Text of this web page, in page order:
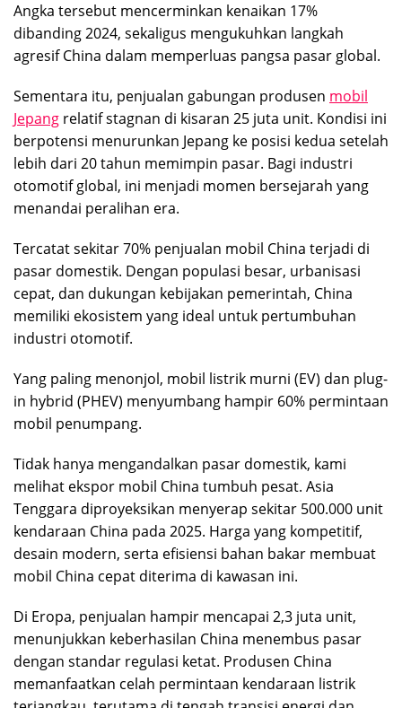
Angka tersebut mencerminkan kenaikan 17%
dibanding 2024, sekaligus mengukuhkan langkah
agresif China dalam memperluas pangsa pasar global.
Sementara itu, penjualan gabungan produsen mobil
Jepang relatif stagnan di kisaran 25 juta unit. Kondisi ini
berpotensi menurunkan Jepang ke posisi kedua setelah
lebih dari 20 tahun memimpin pasar. Bagi industri
otomotif global, ini menjadi momen bersejarah yang
menandai peralihan era.
Tercatat sekitar 70% penjualan mobil China terjadi di
pasar domestik. Dengan populasi besar, urbanisasi
cepat, dan dukungan kebijakan pemerintah, China
memiliki ekosistem yang ideal untuk pertumbuhan
industri otomotif.
Yang paling menonjol, mobil listrik murni (EV) dan plug-
in hybrid (PHEV) menyumbang hampir 60% permintaan
mobil penumpang.
Tidak hanya mengandalkan pasar domestik, kami
melihat ekspor mobil China tumbuh pesat. Asia
Tenggara diproyeksikan menyerap sekitar 500.000 unit
kendaraan China pada 2025. Harga yang kompetitif,
desain modern, serta efisiensi bahan bakar membuat
mobil China cepat diterima di kawasan ini.
Di Eropa, penjualan hampir mencapai 2,3 juta unit,
menunjukkan keberhasilan China menembus pasar
dengan standar regulasi ketat. Produsen China
memanfaatkan celah permintaan kendaraan listrik